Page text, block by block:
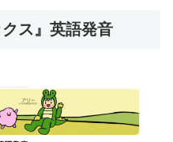
クス』英語発音